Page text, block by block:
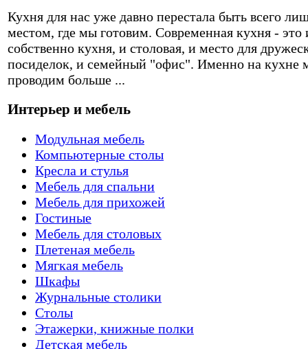
Кухня для нас уже давно перестала быть всего
местом, где мы готовим. Современная кухня - это
собственно кухня, и столовая, и место для
посиделок, и семейный "офис". Именно на кухне
проводим больше ...
Интерьер и мебель
Модульная мебель
Компьютерные столы
Кресла и стулья
Мебель для спальни
Мебель для прихожей
Гостиные
Мебель для столовых
Плетеная мебель
Мягкая мебель
Шкафы
Журнальные столики
Столы
Этажерки, книжные полки
Детская мебель